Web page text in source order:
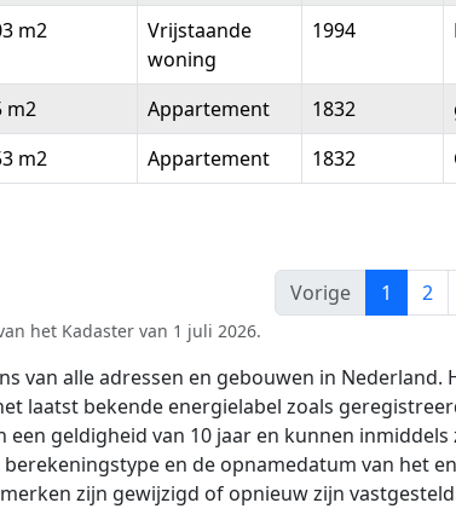
m2
Vrijstaande
woning
1994
m2 Appartement 1832
m2 Appartement 1832
Vorige
1 2
het Kadaster van 1 juli 2026.
van alle adressen en gebouwen in Nederland.
laatst bekende energielabel zoals
geldigheid van 10 jaar en kunnen inmiddels
en de opnamedatum van het
zijn gewijzigd of opnieuw zijn